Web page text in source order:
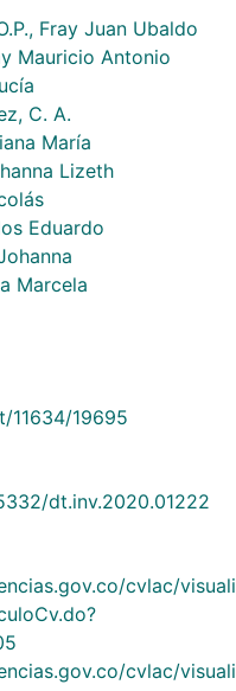
Fray Juan Ubaldo
Mauricio Antonio
C. A.
María
Lizeth
Eduardo
Marcela
11634/19695
dt.inv.2020.01222
cvlac/visuali
cvlac/visuali